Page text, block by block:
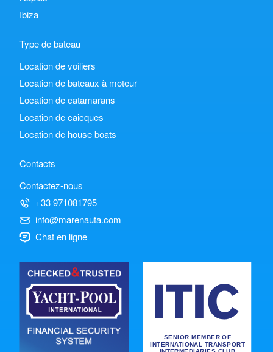
Ibiza
Type de bateau
Location de voiliers
Location de bateaux à moteur
Location de catamarans
Location de caicques
Location de house boats
Contacts
Contactez-nous
+33 971081795
info@marenauta.com
Chat en ligne